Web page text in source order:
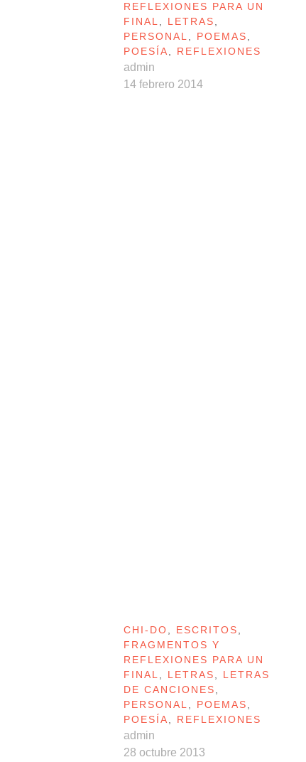
REFLEXIONES PARA UN
FINAL
LETRAS
PERSONAL
POEMAS
POESÍA
REFLEXIONES
admin
14 febrero 2014
CHI-DO ESCRITOS
FRAGMENTOS Y
REFLEXIONES PARA UN
FINAL
LETRAS
LETRAS
DE CANCIONES
PERSONAL
POEMAS
POESÍA
REFLEXIONES
admin
28 octubre 2013